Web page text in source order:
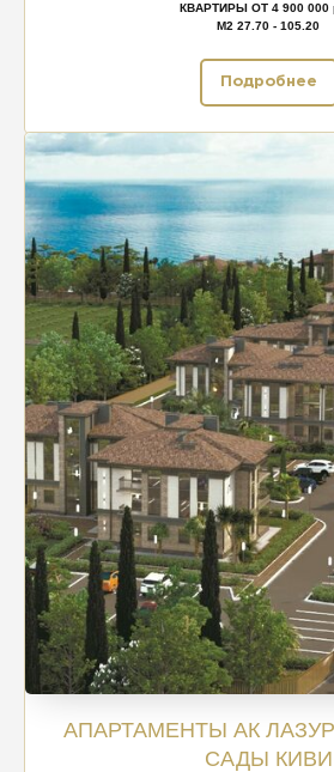
КВАРТИРЫ ОТ 4 900 000
М2 27.70 - 105.20
Подробнее
АПАРТАМЕНТЫ АК
САДЫ КИВИ